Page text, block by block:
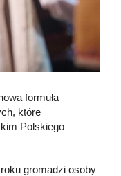
formuła
które
Polskiego
gromadzi osoby